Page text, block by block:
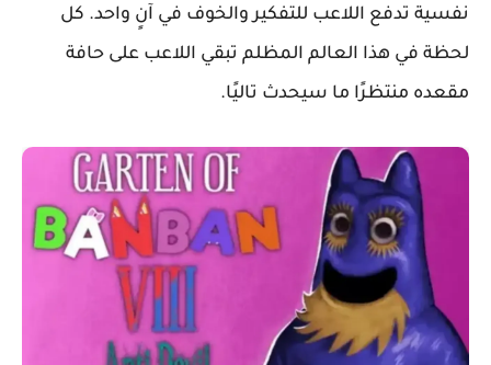
نفسية تدفع اللاعب للتفكير والخوف في آنٍ واحد. كل
لحظة في هذا العالم المظلم تبقي اللاعب على حافة
مقعده منتظرًا ما سيحدث تاليًا.